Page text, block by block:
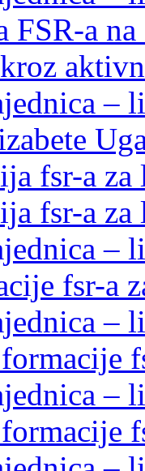
FSR-a
–
fsr-a za
fsr-a za
–
fsr-a
–
–